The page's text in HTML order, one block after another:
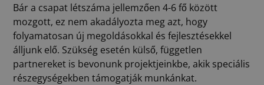
Bár a csapat létszáma jellemzően 4-6 fő között
mozgott, ez nem akadályozta meg azt, hogy
folyamatosan új megoldásokkal és fejlesztésekkel
álljunk elő. Szükség esetén külső, független
partnereket is bevonunk projektjeinkbe, akik speciális
részegységekben támogatják munkánkat.